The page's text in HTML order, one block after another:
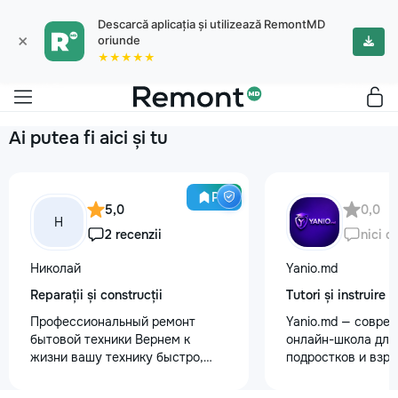
×
Descarcă aplicația și utilizează RemontMD
oriunde
★★★★★
Ai putea fi aici și tu
Pro
Н
5,0
2 recenzii
Николай
Reparații și construcții
Профессиональный ремонт
бытовой техники Вернем к
жизни вашу технику быстро,
0,0
nici o
Yanio.md
Tutori și instruire
Yanio.md —
онлайн-школа для
подростков и